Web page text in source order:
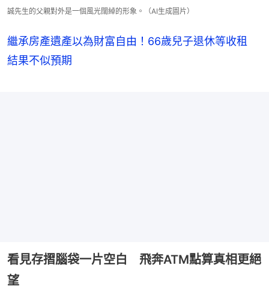
誠先生的父親對外是一個風光闊綽的形象。（AI生成圖片）
繼承房產遺產以為財富自由！66歲兒子退休等收租
結果不似預期
看見存摺腦袋一片空白 飛奔ATM點算真相更絕
望